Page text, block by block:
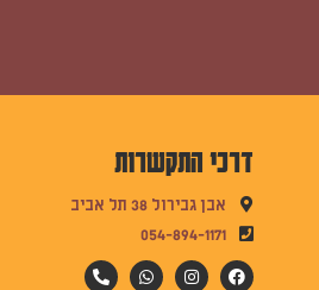
דרכי התקשרות
אבן גבירול 38 תל אביב
054-894-1171